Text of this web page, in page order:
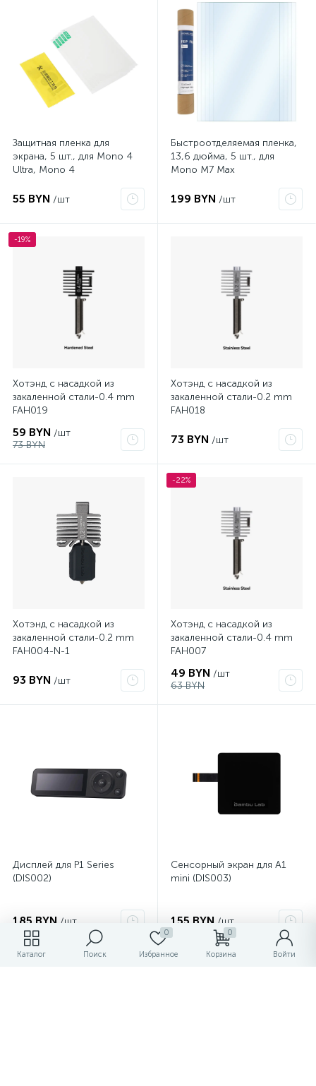
Каталог Поиск
0
Избранное
0
Корзина Войти
Защитная пленка для
экрана, 5 шт., для Mono 4
Ultra, Mono 4
55 BYN /шт
Быстроотделяемая пленка,
13,6 дюйма, 5 шт., для
Mono M7 Max
199 BYN /шт
-19%
Хотэнд с насадкой из
закаленной стали-0.4 mm
FAH019
59 BYN /шт
73 BYN
Хотэнд с насадкой из
закаленной стали-0.2 mm
FAH018
73 BYN /шт
Хотэнд с насадкой из
закаленной стали-0.2 mm
FAH004-N-1
93 BYN /шт
-22%
Хотэнд с насадкой из
закаленной стали-0.4 mm
FAH007
49 BYN /шт
63 BYN
Дисплей для P1 Series
(DIS002)
185 BYN /шт
Сенсорный экран для A1
mini (DIS003)
155 BYN /шт